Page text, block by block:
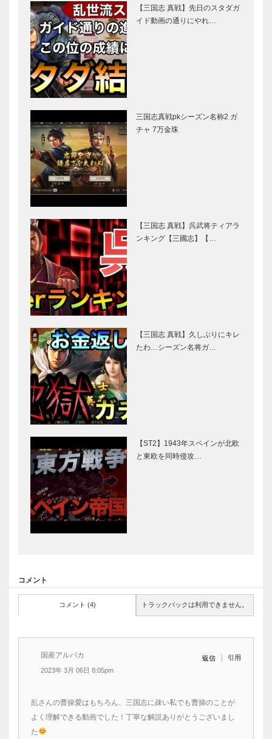
【三国志 真戦】先日のスタダガ
イド動画の通りにやれ…
三国志真戦pkシーズン名称2 ガ
チャ 7万金珠
【三国志 真戦】呉武将ティアラ
ンキング【三國志】【…
【三国志 真戦】久しぶりにキレ
たわ…シーズン名将ガ…
【ST2】1943年スペインが北欧
と東欧を同時侵攻…
コメント
コメント (4) トラックバックは利用できません。
国産アルパカ
2023年 3月 06日 8:05pm
返信 引用
乱さんの曹操愛はもちろん、三国志に疎い私でも曹操のことが
よく理解できる動画でした！丁寧な解説ありがとうございまし
た